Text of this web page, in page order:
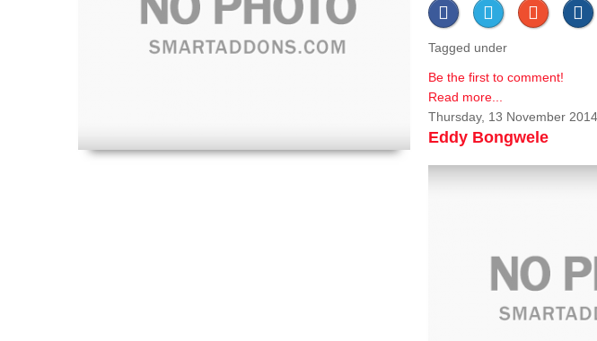
Tagged under
Be the first to comment!
Read more...
Thursday, 13 November
Eddy Bongwele